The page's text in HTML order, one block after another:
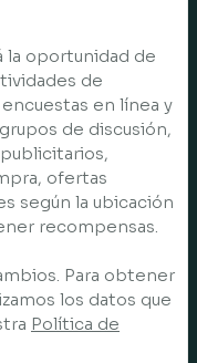
oportunidad de
de
en línea y
de discusión,
ofertas
según la ubicación
recompensas.
Para obtener
los datos que
Política de